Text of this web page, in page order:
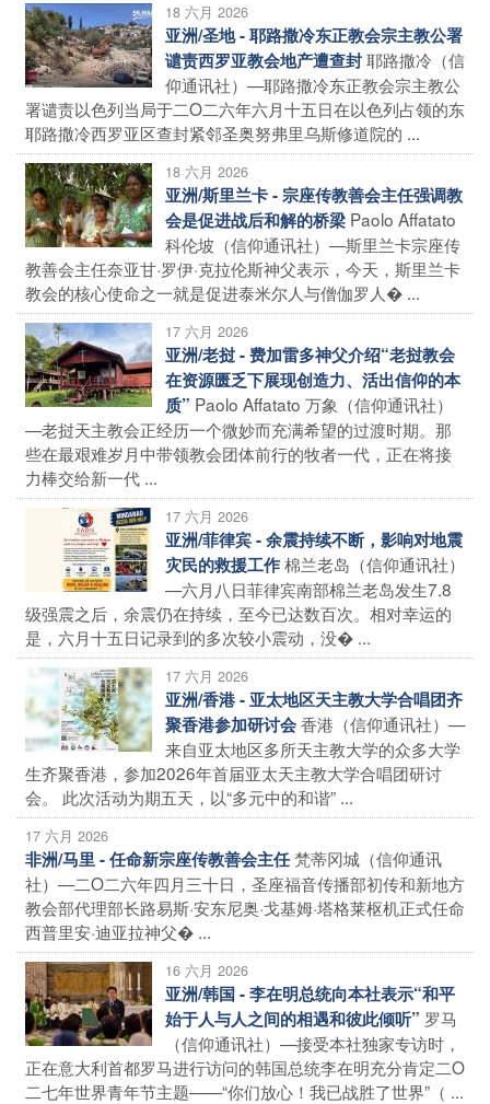
18 六月 2026
亚洲/圣地 - 耶路撒冷东正教会宗主教公署
谴责西罗亚教会地产遭查封耶路撒冷（信
仰通讯社）—耶路撒冷东正教会宗主教公
署谴责以色列当局于二O二六年六月十五日在以色列占领的东
耶路撒冷西罗亚区查封紧邻圣奥努弗里乌斯修道院的 ...
18 六月 2026
亚洲/斯里兰卡 - 宗座传教善会主任强调教
会是促进战后和解的桥梁 Paolo Affatato
科伦坡（信仰通讯社）—斯里兰卡宗座传
教善会主任奈亚甘·罗伊·克拉伦斯神父表示，今天，斯里兰卡
教会的核心使命之一就是促进泰米尔人与僧伽罗人� ...
17 六月 2026
亚洲/老挝 - 费加雷多神父介绍“老挝教会
在资源匮乏下展现创造力、活出信仰的本
质” Paolo Affatato 万象（信仰通讯社）
—老挝天主教会正经历一个微妙而充满希望的过渡时期。那
些在最艰难岁月中带领教会团体前行的牧者一代，正在将接
力棒交给新一代 ...
17 六月 2026
亚洲/菲律宾 - 余震持续不断，影响对地震
灾民的救援工作棉兰老岛（信仰通讯社）
—六月八日菲律宾南部棉兰老岛发生7.8
级强震之后，余震仍在持续，至今已达数百次。相对幸运的
是，六月十五日记录到的多次较小震动，没� ...
17 六月 2026
亚洲/香港 - 亚太地区天主教大学合唱团齐
聚香港参加研讨会香港（信仰通讯社）—
来自亚太地区多所天主教大学的众多大学
生齐聚香港，参加2026年首届亚太天主教大学合唱团研讨
会。 此次活动为期五天，以“多元中的和谐” ...
17 六月 2026
非洲/马里 - 任命新宗座传教善会主任梵蒂冈城（信仰通讯
社）—二O二六年四月三十日，圣座福音传播部初传和新地方
教会部代理部长路易斯·安东尼奥·戈基姆·塔格莱枢机正式任命
西普里安·迪亚拉神父� ...
16 六月 2026
亚洲/韩国 - 李在明总统向本社表示“和平
始于人与人之间的相遇和彼此倾听” 罗马
（信仰通讯社）—接受本社独家专访时，
正在意大利首都罗马进行访问的韩国总统李在明充分肯定二O
二七年世界青年节主题——“你们放心！我已战胜了世界”（ ...